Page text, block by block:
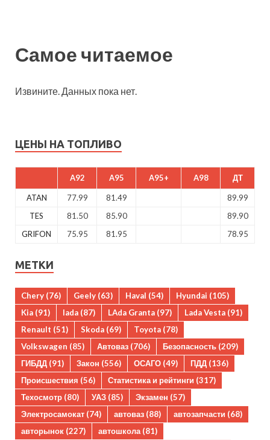
Самое читаемое
Извините. Данных пока нет.
ЦЕНЫ НА ТОПЛИВО
A92 A95 A95+ A98 ДТ
ATAN 77.99 81.49
89.99
TES
81.50 85.90
89.90
GRIFON
75.95 81.95 78.95
МЕТКИ
Chery (76) Geely (63) Haval (54) Hyundai (105)
Kia (91) lada (87) LAda Granta (97) Lada Vesta (91)
Renault (51) Skoda (69) Toyota (78)
Volkswagen (85) Автоваз (706) Безопасность (209)
ГИБДД (91) Закон (556) ОСАГО (49) ПДД (136)
Происшествия (56) Статистика и рейтинги (317)
Техосмотр (80) УАЗ (85) Экзамен (57)
Электросамокат (74) автоваз (88) автозапчасти (68)
авторынок (227) автошкола(81)